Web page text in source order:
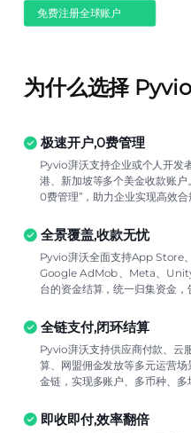
免费注册全球账户
为什么选择 Pyvio
极速开户,0费管理
Pyvio湃沃支持企业或个人开发
港、新加坡等多个美金收款账户
0费管理”，助力企业实现高效合
全景覆盖,收款无忧
Pyvio湃沃全面支持App Store
Google AdMob、Meta、
台的资金结算，统一归集资金，
全链支付,闭环结算
Pyvio湃沃支持供应商付款、
算、网盟佣金发放等多元运营场
金链，实现多账户、多币种、多
即收即付,效率翻倍